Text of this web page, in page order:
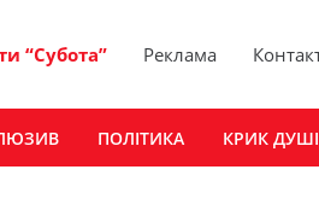
“Субота” Реклама
ПОЛІТИКА КРИК ДУШІ